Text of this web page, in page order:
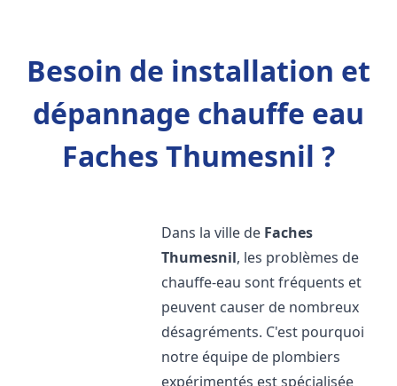
Besoin de installation et
dépannage chauffe eau
Faches Thumesnil ?
Dans la ville de Faches
Thumesnil, les problèmes de
chauffe-eau sont fréquents et
peuvent causer de nombreux
désagréments. C'est pourquoi
notre équipe de plombiers
expérimentés est spécialisée